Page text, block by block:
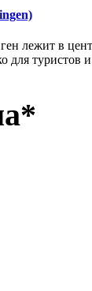
лежит в
для